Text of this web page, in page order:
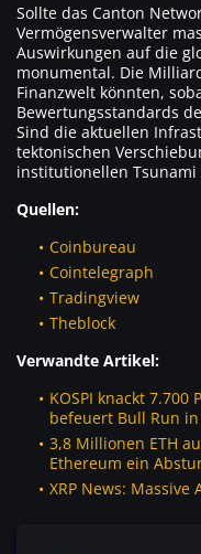
Sollte das Canton
Vermögensverwalter
Auswirkungen auf die
monumental. Die
Finanzwelt könnten,
Bewertungsstandards
Sind die aktuellen
tektonischen
institutionellen Tsunami
Quellen:
Coinbureau
Cointelegraph
Tradingview
Theblock
Verwandte Artikel:
KOSPI knackt
befeuert Bull Run
3,8 Millionen ETH
Ethereum ein
XRP News: